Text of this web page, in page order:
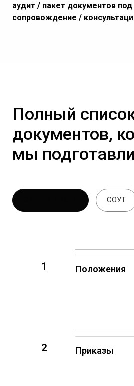
аудит / пакет документов
сопровождение /
Полный
документов,
мы
СОУТ
1 Положения
2 Приказы